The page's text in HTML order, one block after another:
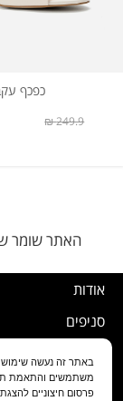
כפכף
249.9 ₪
האתר שומר
אודות
סניפים
שירות לקוחות
משתמשים והתאמת
פרסום חיצוניים